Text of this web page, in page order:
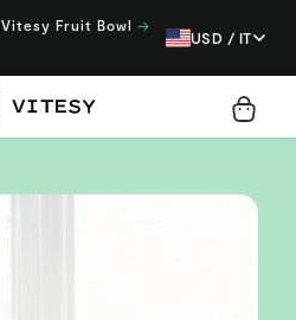
Vitesy Fruit Bowl →
USD / IT